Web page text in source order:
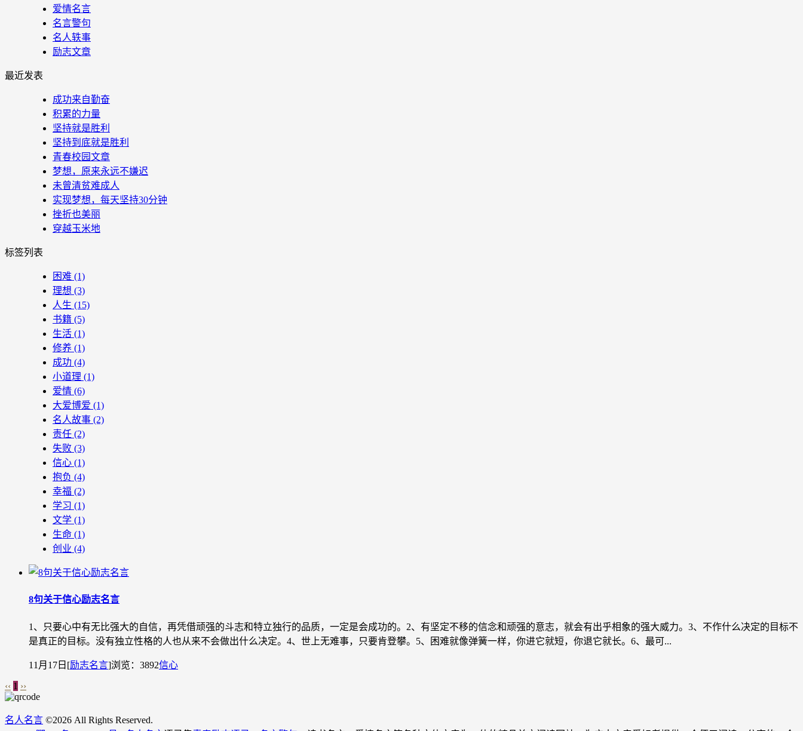
爱情名言
名言警句
名人轶事
励志文章
最近发表
成功来自勤奋
积累的力量
坚持就是胜利
坚持到底就是胜利
青春校园文章
梦想，原来永远不嫌迟
未曾清贫难成人
实现梦想，每天坚持30分钟
挫折也美丽
穿越玉米地
标签列表
困难 (1)
理想 (3)
人生 (15)
书籍 (5)
生活 (1)
修养 (1)
成功 (4)
小道理 (1)
爱情 (6)
大爱博爱 (1)
名人故事 (2)
责任 (2)
失败 (3)
信心 (1)
抱负 (4)
幸福 (2)
学习 (1)
文学 (1)
生命 (1)
创业 (4)
8句关于信心励志名言
1、只要心中有无比强大的自信，再凭借顽强的斗志和特立独行的品质，一定是会成功的。2、有坚定不移的信念和顽强的意志，就会有出乎相象的强大威力。3、不作什么决定的目标不
是真正的目标。没有独立性格的人也从来不会做出什么决定。4、世上无难事，只要肯登攀。5、困难就像弹簧一样，你进它就短，你退它就长。6、最可...
11月17日 [励志名言]浏览：3892信心
‹‹ 1 ››
名人名言 ©2026 All Rights Reserved.